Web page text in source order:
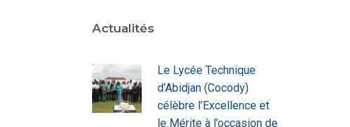
Actualités
Le Lycée Technique
d’Abidjan (Cocody)
célèbre l’Excellence et
le Mérite à l’occasion de